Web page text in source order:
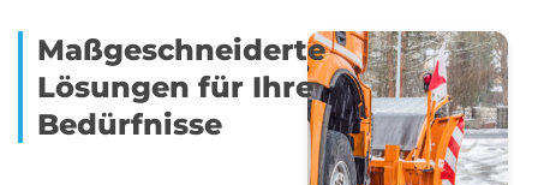
Maßgeschneiderte
Lösungen für Ihre
Bedürfnisse